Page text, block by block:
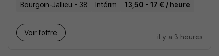
Bourgoin-Jallieu - 38 Intérim 13,50 - 17 € / heure
Voir l’offre
il y a 8 heures